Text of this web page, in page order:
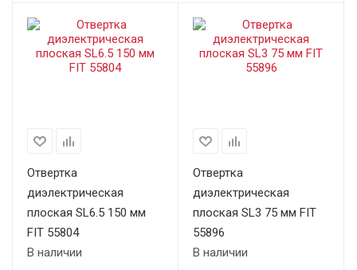
Отвертка
диэлектрическая
плоская SL6.5 150 мм
FIT 55804
В наличии
Отвертка
диэлектрическая
плоская SL3 75 мм FIT
55896
В наличии